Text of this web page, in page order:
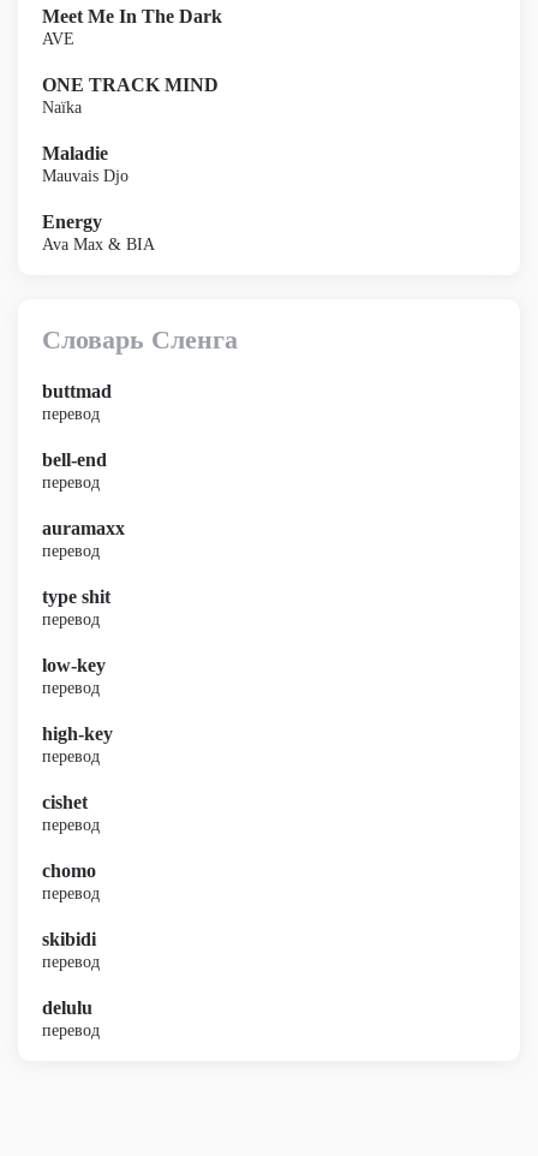
Meet Me In The Dark
AVE
ONE TRACK MIND
Naïka
Maladie
Mauvais Djo
Energy
Ava Max & BIA
Словарь Сленга
buttmad
перевод
bell-end
перевод
auramaxx
перевод
type shit
перевод
low-key
перевод
high-key
перевод
cishet
перевод
chomo
перевод
skibidi
перевод
delulu
перевод